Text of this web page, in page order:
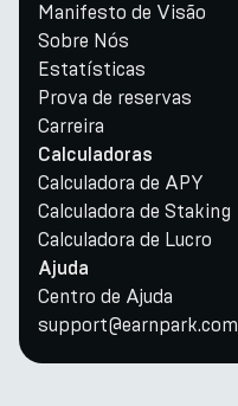
Manifesto de Visão
Sobre Nós
Estatísticas
Prova de reservas
Carreira
Calculadoras
Calculadora de APY
Calculadora de Staking
Calculadora de Lucro
Ajuda
Centro de Ajuda
support@earnpark.com